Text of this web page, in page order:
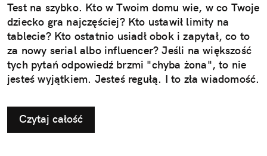
Test na szybko. Kto w Twoim domu wie, w co Twoje
dziecko gra najczęściej? Kto ustawił limity na
tablecie? Kto ostatnio usiadł obok i zapytał, co to
za nowy serial albo influencer? Jeśli na większość
tych pytań odpowiedź brzmi "chyba żona", to nie
jesteś wyjątkiem. Jesteś regułą. I to zła wiadomość.
Czytaj całość